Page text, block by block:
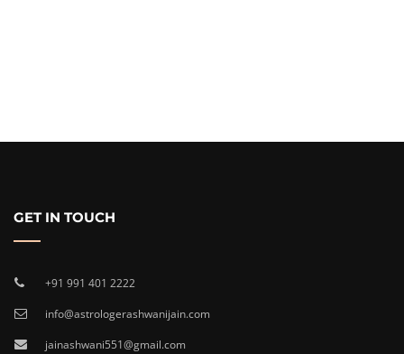
GET IN TOUCH
+91 991 401 2222
info@astrologerashwanijain.com
jainashwani551@gmail.com